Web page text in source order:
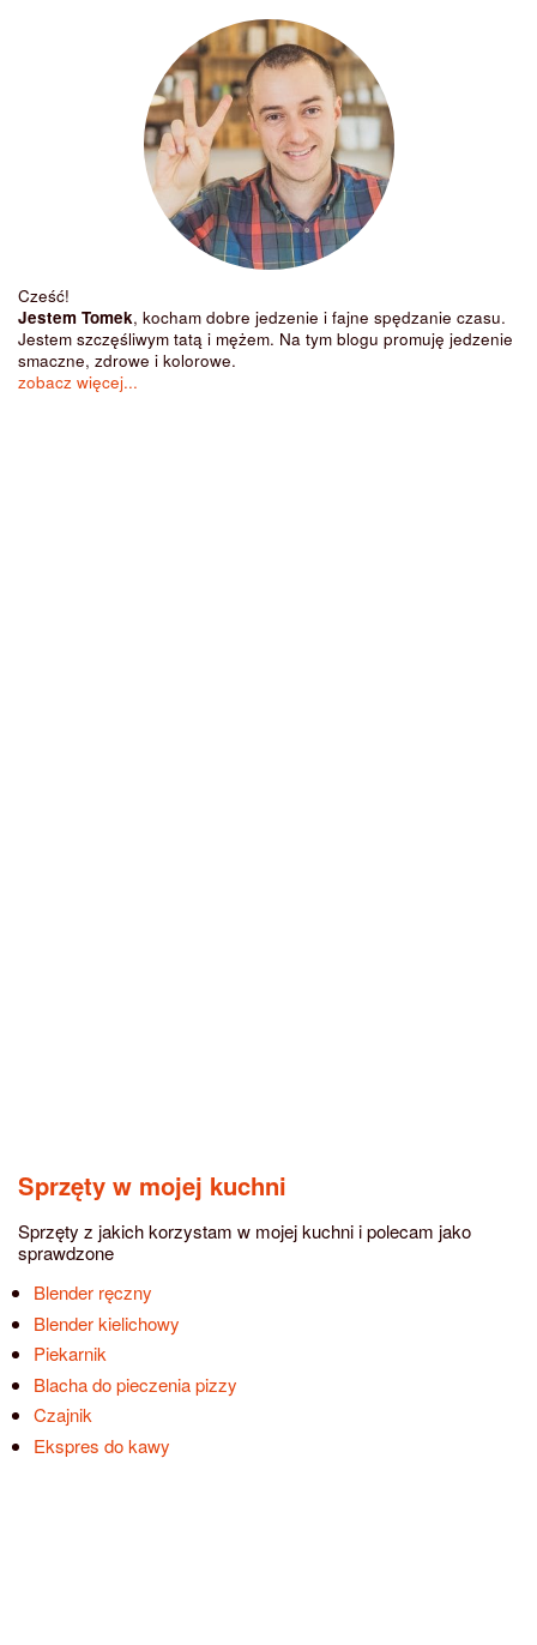
Cześć!
Jestem Tomek, kocham dobre jedzenie i fajne spędzanie czasu.
Jestem szczęśliwym tatą i mężem. Na tym blogu promuję jedzenie
smaczne, zdrowe i kolorowe.
zobacz więcej...
Sprzęty w mojej kuchni
Sprzęty z jakich korzystam w mojej kuchni i polecam jako
sprawdzone
Blender ręczny
Blender kielichowy
Piekarnik
Blacha do pieczenia pizzy
Czajnik
Ekspres do kawy